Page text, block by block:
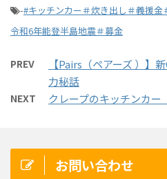
-#キッチンカー＃炊き出し＃義援
令和6年能登半島地震＃募金
PREV
【Pairs（ペアーズ ）】
力秘話
NEXT クレープのキッチンカ
お問い合わせ